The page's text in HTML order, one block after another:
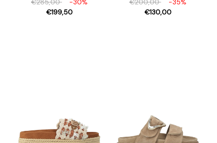
€285,00
-30%
€199,50
€200,00
-35%
€130,00